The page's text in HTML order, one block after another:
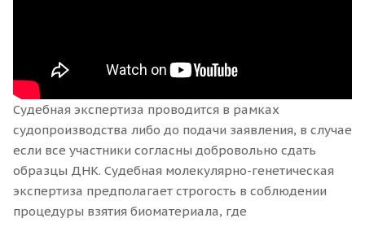
Судебная экспертиза проводится в рамках
судопроизводства либо до подачи заявления, в случае
если все участники согласны добровольно сдать
образцы ДНК. Судебная молекулярно-генетическая
экспертиза предполагает строгость в соблюдении
процедуры взятия биоматериала, где